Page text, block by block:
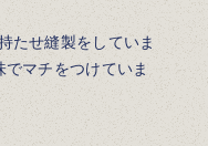
たせ縫製をしていま
でマチをつけていま